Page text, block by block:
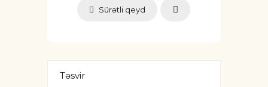
Sürətli qeyd
Təsvir